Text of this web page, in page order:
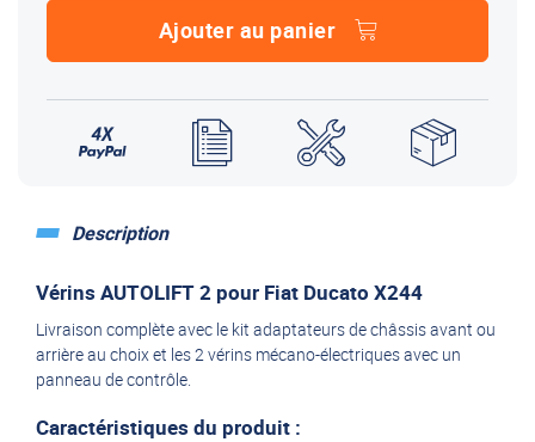
Ajouter au panier
Description
Vérins AUTOLIFT 2 pour Fiat Ducato X244
Livraison complète avec le kit adaptateurs de châssis avant ou
arrière au choix et les 2 vérins mécano-électriques avec un
panneau de contrôle.
Caractéristiques du produit :